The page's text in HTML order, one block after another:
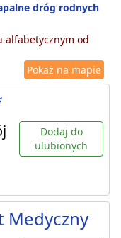
dróg rodnych
alfabetycznym od
Pokaż na mapie
Dodaj do
ulubionych
Medyczny